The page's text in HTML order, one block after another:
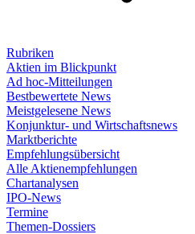
Rubriken
Aktien im Blickpunkt
Ad hoc-Mitteilungen
Bestbewertete News
Meistgelesene News
Konjunktur- und Wirtschaftsnews
Marktberichte
Empfehlungsübersicht
Alle Aktienempfehlungen
Chartanalysen
IPO-News
Termine
Themen-Dossiers